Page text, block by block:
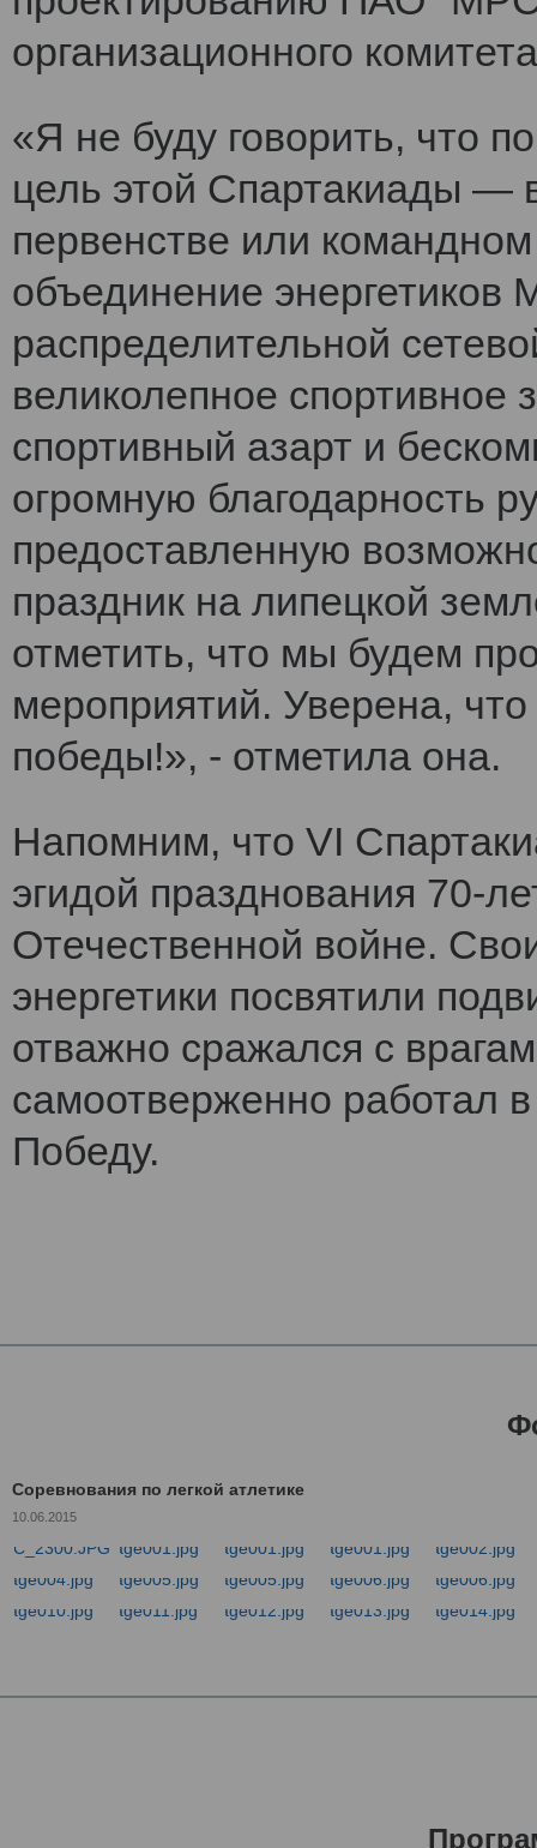
организационного
«Я не буду говорить, что
цель этой Спартакиады —
первенстве или
объединение энергетиков
распределительной
великолепное
спортивный азарт и
огромную благодарность
предоставленную
праздник на липецкой
отметить, что мы будем
мероприятий. Уверена,
победы!», - отметила она.
Напомним, что VI
эгидой празднования 70-
Отечественной войне.
энергетики посвятили
отважно сражался с
самоотверженно работал
Победу.
Соревнования по легкой атлетике
10.06.2015